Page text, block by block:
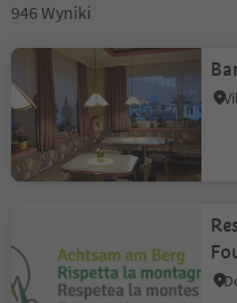
946 Wyniki